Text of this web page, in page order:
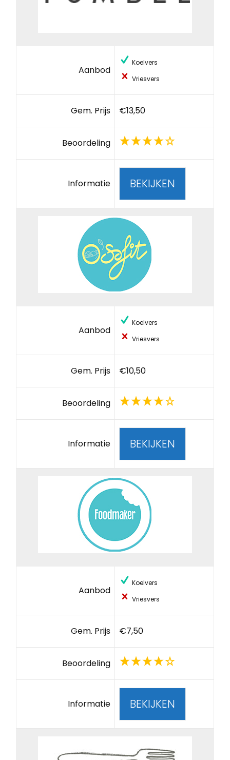
Aanbod
Koelvers
Vriesvers
Gem. Prijs €13,50
Beoordeling
Informatie BEKIJKEN
Aanbod
Koelvers
Vriesvers
Gem. Prijs €10,50
Beoordeling
Informatie BEKIJKEN
Aanbod
Koelvers
Vriesvers
Gem. Prijs €7,50
Beoordeling
Informatie BEKIJKEN